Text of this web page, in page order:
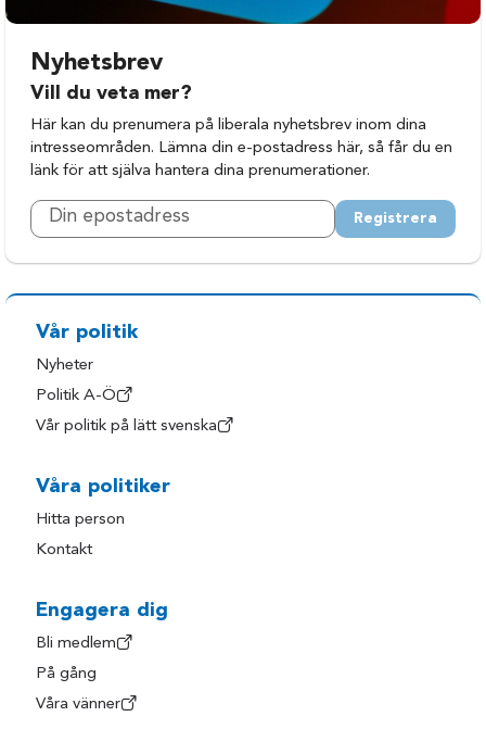
Nyhetsbrev
Vill du veta mer?
Här kan du prenumera på liberala nyhetsbrev inom dina
intresseområden. Lämna din e-postadress här, så får du en
länk för att själva hantera dina prenumerationer.
Registrera
Vår politik
Nyheter
Politik A-Ö
Vår politik på lätt svenska
Våra politiker
Hitta person
Kontakt
Engagera dig
Bli medlem
På gång
Våra vänner